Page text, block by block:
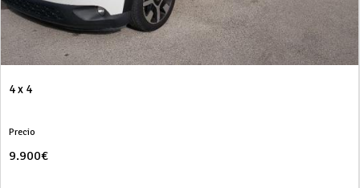
4 x 4
Precio
9.900€